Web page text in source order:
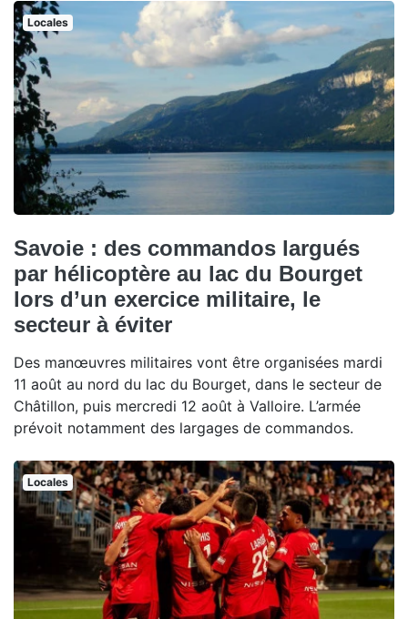
Locales
Savoie : des commandos largués
par hélicoptère au lac du Bourget
lors d’un exercice militaire, le
secteur à éviter
Des manœuvres militaires vont être organisées mardi
11 août au nord du lac du Bourget, dans le secteur de
Châtillon, puis mercredi 12 août à Valloire. L’armée
prévoit notamment des largages de commandos.
Locales